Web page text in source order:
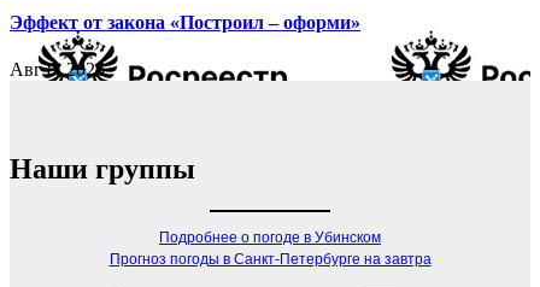
Эффект от закона «Построил – оформи»
Авг 8, 2026
Наши группы
Подробнее о погоде в Убинском
Прогноз погоды в Санкт-Петербурге на завтра